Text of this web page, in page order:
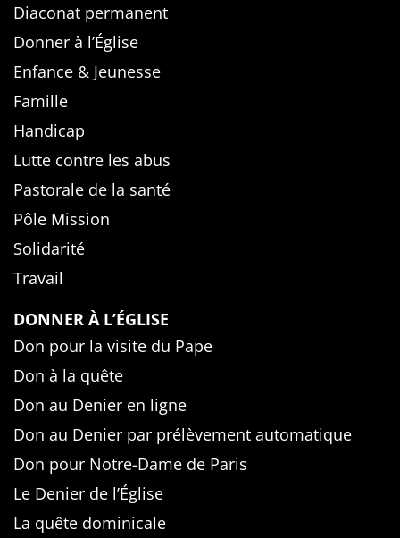
Diaconat permanent
Donner à l’Église
Enfance & Jeunesse
Famille
Handicap
Lutte contre les abus
Pastorale de la santé
Pôle Mission
Solidarité
Travail
DONNER À L’ÉGLISE
Don pour la visite du Pape
Don à la quête
Don au Denier en ligne
Don au Denier par prélèvement automatique
Don pour Notre-Dame de Paris
Le Denier de l’Église
La quête dominicale